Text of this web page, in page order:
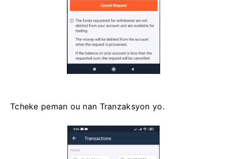
Tcheke peman ou nan Tranzaksyon yo.